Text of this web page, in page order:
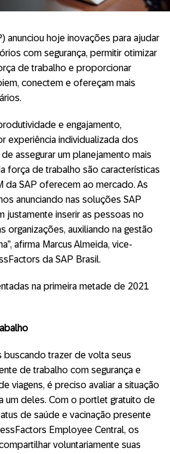
anunciou hoje inovações para ajudar
com segurança, permitir otimizar
de trabalho e proporcionar
conectem e ofereçam mais
e engajamento,
experiência individualizada dos
assegurar um planejamento mais
força de trabalho são características
da SAP oferecem ao mercado. As
anunciando nas soluções SAP
justamente inserir as pessoas no
organizações, auxiliando na gestão
afirma Marcus Almeida, vice-
da SAP Brasil.
na primeira metade de 2021
buscando trazer de volta seus
de trabalho com segurança e
viagens, é preciso avaliar a situação
um deles. Com o portlet gratuito de
de saúde e vacinação presente
Employee Central, os
voluntariamente suas